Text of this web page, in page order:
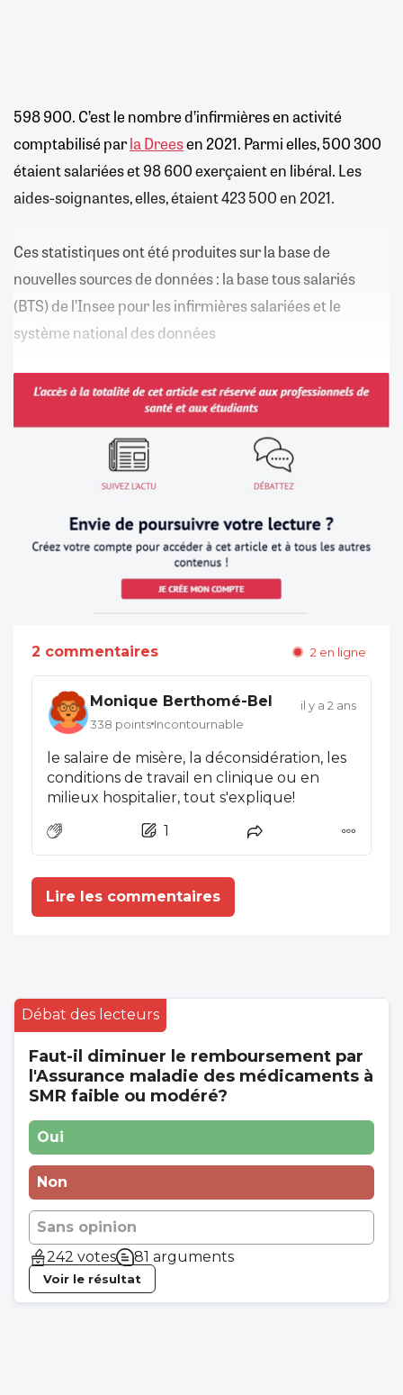
598 900. C’est le nombre d’infirmières en activité
comptabilisé parla Dreesen 2021. Parmi elles, 500 300
étaient salariées et 98 600 exerçaient en libéral. Les
aides-soignantes, elles, étaient 423 500 en 2021.
Ces statistiques ont été produites sur la base de
nouvelles sources de données : la base tous salariés
(BTS) de l’Insee pour les infirmières salariées et le
système national des données
2 commentaires 2 en ligne
Monique Berthomé-Bel
338 points Incontournable
il y a 2 ans
le salaire de misère, la déconsidération, les
conditions de travail en clinique ou en
milieux hospitalier, tout s'explique!
1
Lire les commentaires
Débat des lecteurs
Faut-il diminuer le remboursement par
l'Assurance maladie des médicaments à
SMR faible ou modéré?
Oui
Non
Sans opinion
242 votes
81 arguments
Voir le résultat